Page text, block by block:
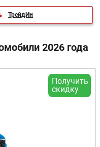
ТрейдИн
2026 года
Получить
скидку